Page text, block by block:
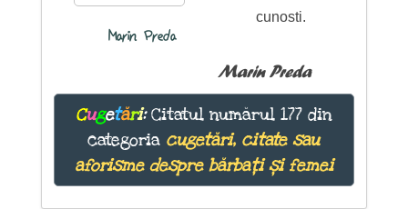
Marin Preda
cunosti.
Marin Preda
Cugetări:Citatul numărul 177 din
categoria cugetări, citate sau
aforisme despre bărbați și femei